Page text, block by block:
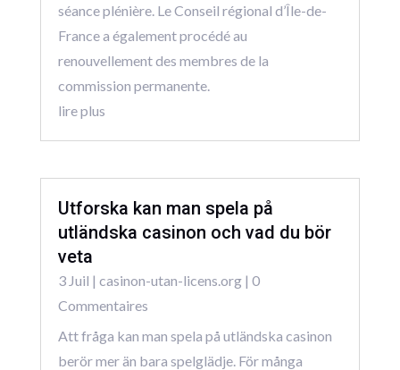
séance plénière. Le Conseil régional d’Île-de-
France a également procédé au
renouvellement des membres de la
commission permanente.
lire plus
Utforska kan man spela på
utländska casinon och vad du bör
veta
3 Juil | casinon-utan-licens.org| 0
Commentaires
Att fråga kan man spela på utländska casinon
berör mer än bara spelglädje. För många